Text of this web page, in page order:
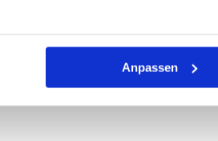
Anpassen